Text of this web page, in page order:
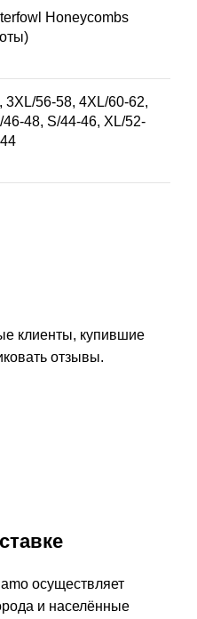
Honeycombs
, 3XL/56-58, 4XL/60-62,
46-48, S/44-46, XL/52-
клиенты, купившие
отзывы.
осуществляет
и населённые